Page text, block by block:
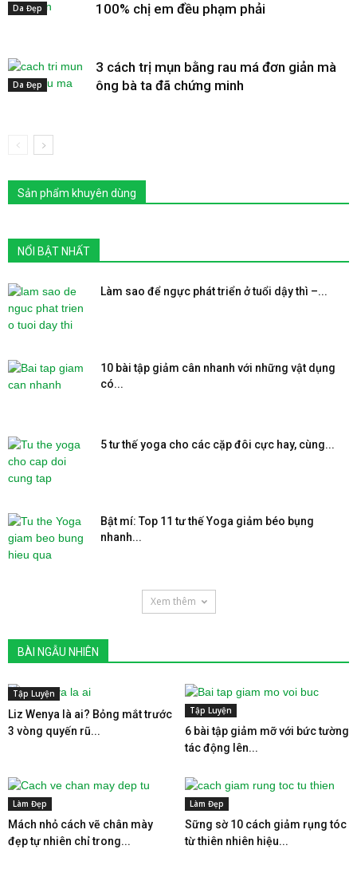
Da Đẹp
100% chị em đều phạm phải
Da Đẹp
3 cách trị mụn bằng rau má đơn giản mà
ông bà ta đã chứng minh
Sản phẩm khuyên dùng
NỔI BẬT NHẤT
Làm sao để ngực phát triển ở tuổi dậy thì –...
10 bài tập giảm cân nhanh với những vật dụng
có...
5 tư thế yoga cho các cặp đôi cực hay, cùng...
Bật mí: Top 11 tư thế Yoga giảm béo bụng
nhanh...
Xem thêm
BÀI NGẪU NHIÊN
Tập Luyện
Liz Wenya là ai? Bỏng mắt trước
3 vòng quyến rũ...
Tập Luyện
6 bài tập giảm mỡ với bức tường
tác động lên...
Làm Đẹp
Mách nhỏ cách vẽ chân mày
đẹp tự nhiên chỉ trong...
Làm Đẹp
Sững sờ 10 cách giảm rụng tóc
từ thiên nhiên hiệu...